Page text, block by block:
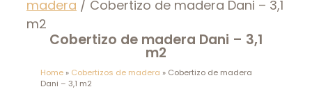
madera / Cobertizo de madera Dani – 3,1
m2
Cobertizo de madera Dani – 3,1
m2
Home» Cobertizos de madera » Cobertizo de madera
Dani – 3,1 m2